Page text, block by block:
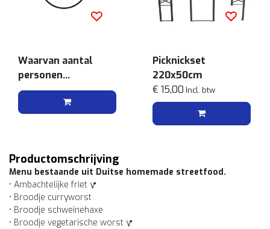
Waarvan aantal
personen
vegetarisch
Picknickset
220x50cm
€ 15,00 Incl. btw
Productomschrijving
Menu bestaande uit Duitse homemade streetfood.
• Ambachtelijke friet
• Broodje curryworst
• Broodje schweinehaxe
• Broodje vegetarische worst